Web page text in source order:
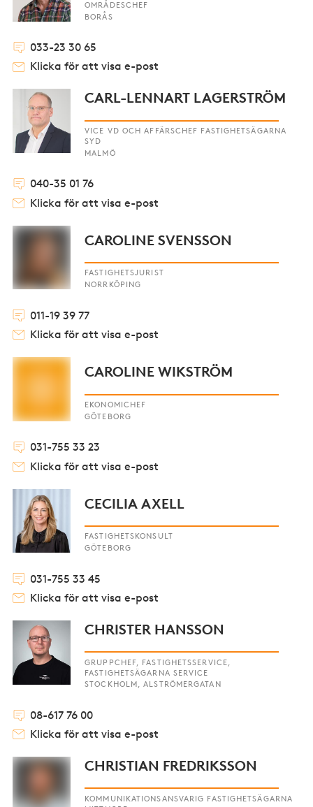
OMRÅDESCHEF
BORÅS
033-23 30 65
Klicka för att visa e-post
CARL-LENNART LAGERSTRÖM
VICE VD OCH AFFÄRSCHEF FASTIGHETSÄGARNA
SYD
MALMÖ
040-35 01 76
Klicka för att visa e-post
CAROLINE SVENSSON
FASTIGHETSJURIST
NORRKÖPING
011-19 39 77
Klicka för att visa e-post
CAROLINE WIKSTRÖM
EKONOMICHEF
GÖTEBORG
031-755 33 23
Klicka för att visa e-post
CECILIA AXELL
FASTIGHETSKONSULT
GÖTEBORG
031-755 33 45
Klicka för att visa e-post
CHRISTER HANSSON
GRUPPCHEF, FASTIGHETSSERVICE,
FASTIGHETSÄGARNA SERVICE
STOCKHOLM, ALSTRÖMERGATAN
08-617 76 00
Klicka för att visa e-post
CHRISTIAN FREDRIKSSON
KOMMUNIKATIONSANSVARIG FASTIGHETSÄGARNA